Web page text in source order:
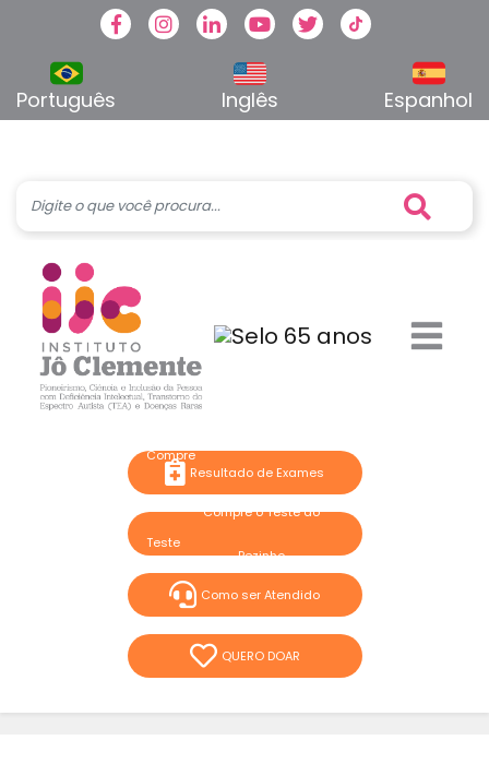
FacebookInstagram
LinkedinYoutubeTwitterTikTok
Português Inglês Espanhol
Resultado de Exames
Compre o Teste do
Pezinho
Como ser Atendido
QUERO DOAR